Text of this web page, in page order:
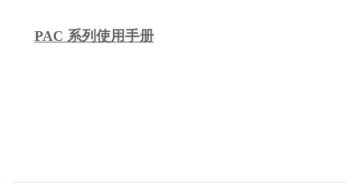
PAC 系列使用手册